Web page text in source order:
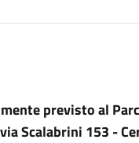
previsto al
Scalabrini 153 -